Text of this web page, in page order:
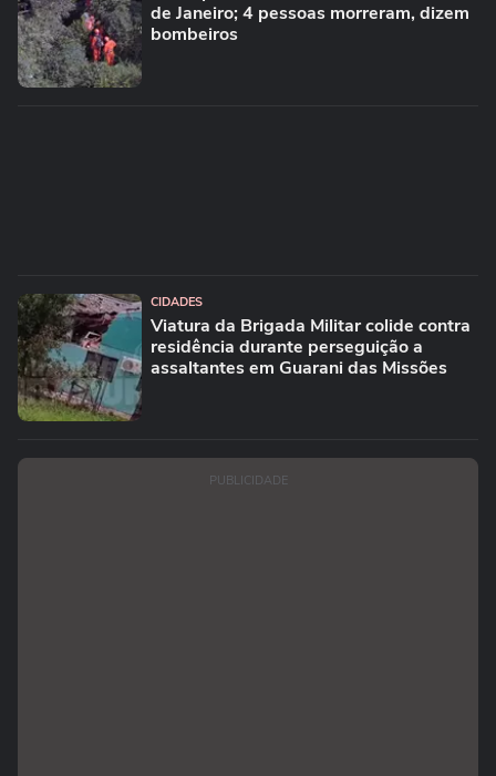
de Janeiro; 4 pessoas morreram, dizem
bombeiros
CIDADES
Viatura da Brigada Militar colide contra
residência durante perseguição a
assaltantes em Guarani das Missões
PUBLICIDADE